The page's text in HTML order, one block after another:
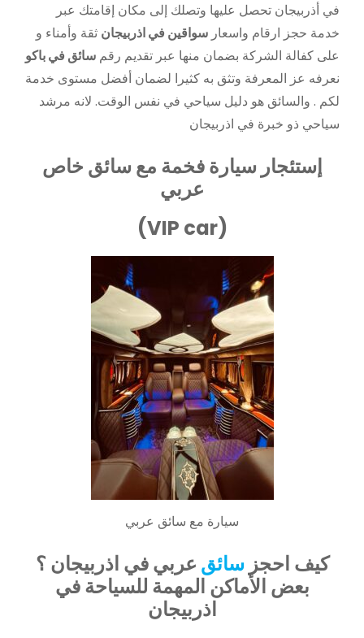
في أذربيجان تحصل عليها وتصلك إلى مكان إقامتك عبر
خدمة حجز ارقام واسعار سواقين في اذربيجان ثقة وأمناء و
على كفالة الشركة بضمان منها عبر تقديم رقم سائق في باكو
نعرفه عز المعرفة وتثق به كثيرا لضمان أفضل مستوى خدمة
لكم . والسائق هو دليل سياحي في نفس الوقت. لانه مرشد
سياحي ذو خبرة في اذربيجان
إستئجار سيارة فخمة مع سائق خاص
عربي
(VIP car)
سيارة مع سائق عربي
كيف احجزسائق عربي في اذربيجان ؟
بعض الأماكن المهمة للسياحة في
اذربيجان